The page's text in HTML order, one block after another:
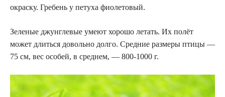
окраску. Гребень у петуха фиолетовый.
Зеленые джунглевые умеют хорошо летать. Их полёт
может длиться довольно долго. Средние размеры птицы —
75 см, вес особей, в среднем, — 800-1000 г.